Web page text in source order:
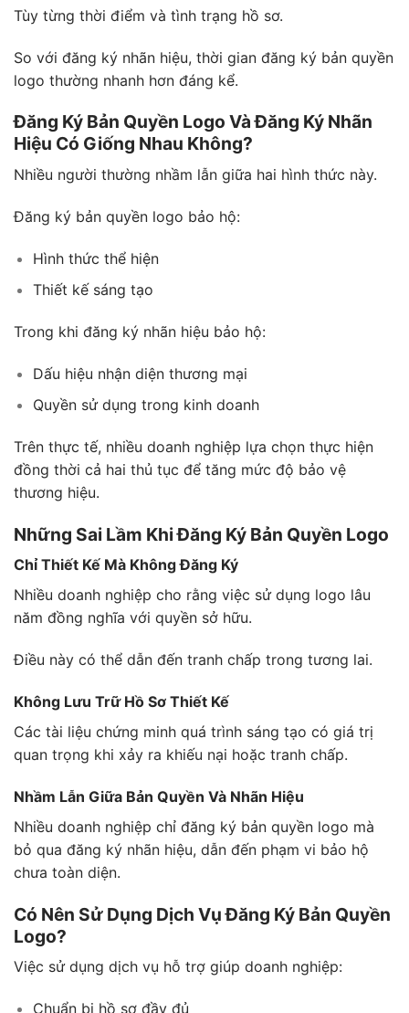
Tùy từng thời điểm và tình trạng hồ sơ.
So với đăng ký nhãn hiệu, thời gian đăng ký bản quyền
logo thường nhanh hơn đáng kể.
Đăng Ký Bản Quyền Logo Và Đăng Ký Nhãn
Hiệu Có Giống Nhau Không?
Nhiều người thường nhầm lẫn giữa hai hình thức này.
Đăng ký bản quyền logo bảo hộ:
Hình thức thể hiện
Thiết kế sáng tạo
Trong khi đăng ký nhãn hiệu bảo hộ:
Dấu hiệu nhận diện thương mại
Quyền sử dụng trong kinh doanh
Trên thực tế, nhiều doanh nghiệp lựa chọn thực hiện
đồng thời cả hai thủ tục để tăng mức độ bảo vệ
thương hiệu.
Những Sai Lầm Khi Đăng Ký Bản Quyền Logo
Chỉ Thiết Kế Mà Không Đăng Ký
Nhiều doanh nghiệp cho rằng việc sử dụng logo lâu
năm đồng nghĩa với quyền sở hữu.
Điều này có thể dẫn đến tranh chấp trong tương lai.
Không Lưu Trữ Hồ Sơ Thiết Kế
Các tài liệu chứng minh quá trình sáng tạo có giá trị
quan trọng khi xảy ra khiếu nại hoặc tranh chấp.
Nhầm Lẫn Giữa Bản Quyền Và Nhãn Hiệu
Nhiều doanh nghiệp chỉ đăng ký bản quyền logo mà
bỏ qua đăng ký nhãn hiệu, dẫn đến phạm vi bảo hộ
chưa toàn diện.
Có Nên Sử Dụng Dịch Vụ Đăng Ký Bản Quyền
Logo?
Việc sử dụng dịch vụ hỗ trợ giúp doanh nghiệp:
Chuẩn bị hồ sơ đầy đủ